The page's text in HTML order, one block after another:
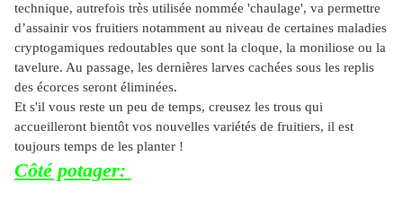
technique, autrefois très utilisée nommée 'chaulage', va permettre
d’assainir vos fruitiers notamment au niveau de certaines maladies
cryptogamiques redoutables que sont la cloque, la moniliose ou la
tavelure. Au passage, les dernières larves cachées sous les replis
des écorces seront éliminées.
Et s'il vous reste un peu de temps, creusez les trous qui
accueilleront bientôt vos nouvelles variétés de fruitiers, il est
toujours temps de les planter !
Côté potager: